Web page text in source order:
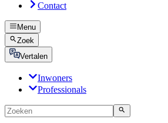
Contact
Menu
Zoek
Vertalen
Inwoners
Professionals